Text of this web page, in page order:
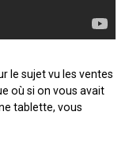
le sujet vu les ventes
où si on vous avait
tablette, vous